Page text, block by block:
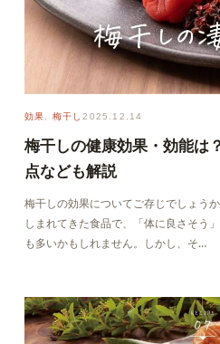
効果, 梅干し2025.12.14
梅干しの健康効果・効能は
点なども解説
梅干しの効果についてご存じでしょう
しまれてきた食品で、「体に良さそう
も多いかもしれません。しかし、そ…